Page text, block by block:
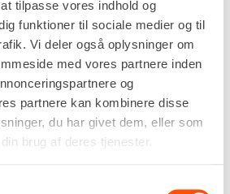
tilpasse vores indhold og
funktioner til sociale medier og til
Vi deler også oplysninger om
med vores partnere inden
og
partnere kan kombinere disse
du har givet dem, eller som
brug af deres tjenester.
af Allan Del Pin i 1984. Dermed
ældste udlejningsfirmaer.
i Sønderborg på Als.
i Vejle, Kolding, Rødekro,
og Esbjerg på den jyske
Pin, og dermed nu Renta, på
og Assens.